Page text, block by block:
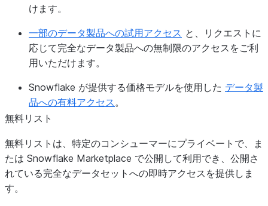
けます。
一部のデータ製品への試用アクセス と、リクエストに
応じて完全なデータ製品への無制限のアクセスをご利
用いただけます。
Snowflake が提供する価格モデルを使用した データ製
品への有料アクセス。
無料リスト
無料リストは、特定のコンシューマーにプライベートで、ま
たは Snowflake Marketplace で公開して利用でき、公開さ
れている完全なデータセットへの即時アクセスを提供しま
す。